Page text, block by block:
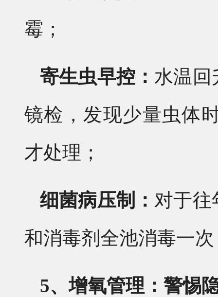
霉；
寄生虫早控： 水温回
镜检，发现少量虫体
才处理；
细菌病压制： 对于往
和消毒剂全池消毒一
5、增氧管理：警惕